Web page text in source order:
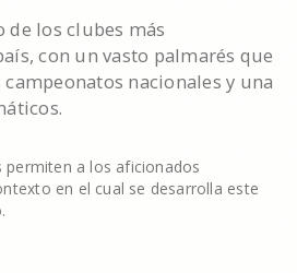
de los clubes más
con un vasto palmarés que
nacionales y una
permiten a los aficionados
en el cual se desarrolla este